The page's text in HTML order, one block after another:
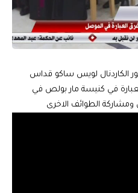
الكاردنال لويس ساكو قداس
في كنيسة مار بولص في
الطوائف الاخرى